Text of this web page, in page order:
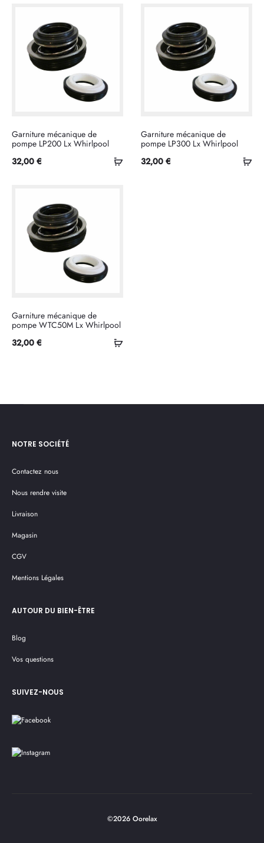
Ajouter
Garniture mécanique de
pompe LP200 Lx Whirlpool
32,00 €
Garniture mécanique de
pompe LP300 Lx Whirlpool
32,00 €
Ajouter
Garniture mécanique de
pompe WTC50M Lx Whirlpool
32,00 €
NOTRE SOCIÉTÉ
Contactez nous
Nous rendre visite
Livraison
Magasin
CGV
Mentions Légales
AUTOUR DU BIEN-ÊTRE
Blog
Vos questions
SUIVEZ-NOUS
©2026 Oorelax